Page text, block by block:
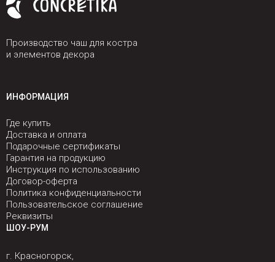
Производство чаш для костра
и элементов декора
ИНФОРМАЦИЯ
Где купить
Доставка и оплата
Подарочные сертификаты
Гарантия на продукцию
Инструкция по использованию
Договор-оферта
Политика конфиденциальности
Пользовательское соглашение
Реквизиты
ШОУ-РУМ
г. Красногорск,